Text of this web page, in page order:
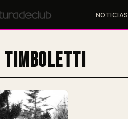
NOTICIAS
Timboletti